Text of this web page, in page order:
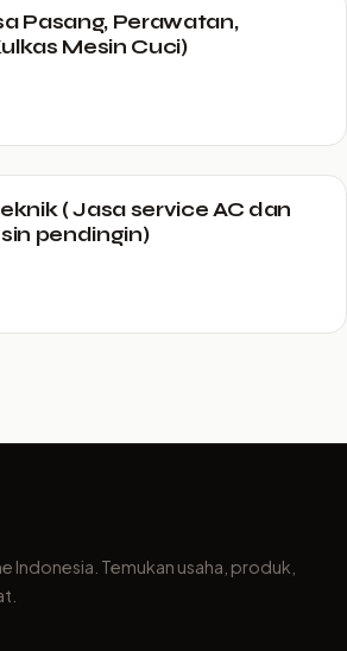
Pasang, Perawatan,
Mesin Cuci)
( Jasa service AC dan
pendingin)
Indonesia. Temukan usaha, produk,